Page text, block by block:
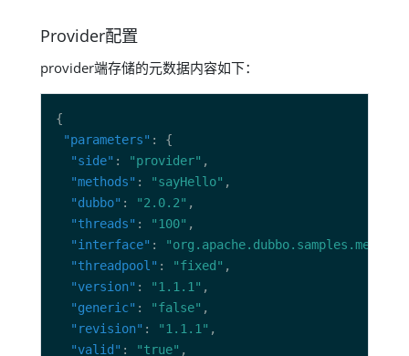
Provider配置
provider端存储的元数据内容如下：
"parameters"
"side" : "provider"
"methods" : "sayHello"
"dubbo" : "2.0.2"
"threads" : "100"
"interface" :
"threadpool" : "fixed"
"version" : "1.1.1"
"generic" : "false"
"revision" : "1.1.1"
"valid" : "true"